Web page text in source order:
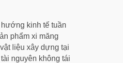
kinh tế tuần
phẩm xi măng
liệu xây dựng tại
nguyên không tái